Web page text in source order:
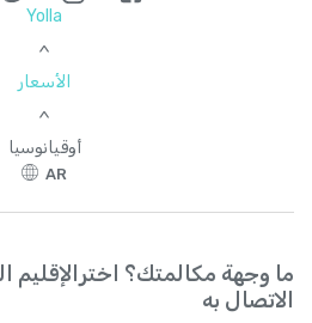
Yolla
>
الأسعار
>
أوقيانوسيا
AR
ما وجهة مكالمتك؟ اخترالإقليم
الاتصال به